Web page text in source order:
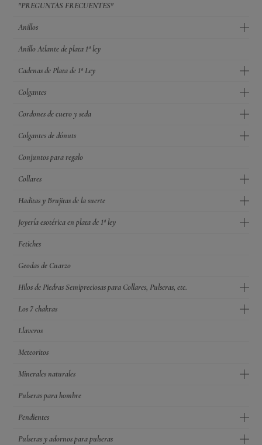
"PREGUNTAS FRECUENTES"
Anillos
Anillo Atlante de plata 1ª ley
Cadenas de Plata de 1ª Ley
Colgantes
Cordones de cuero y seda
Colgantes de dónuts
Conjuntos para regalo
Collares
Haditas y Brujitas de la suerte
Joyería esotérica en plata de 1ª ley
Fetiches
Geodas de Cuarzo
Hilos de Piedras Semipreciosas para Collares, Pulseras, etc.
Los 7 chakras
Llaveros
Meteoritos
Minerales naturales
Pulseras para hombre
Pendientes
Pulseras y adornos para pulseras